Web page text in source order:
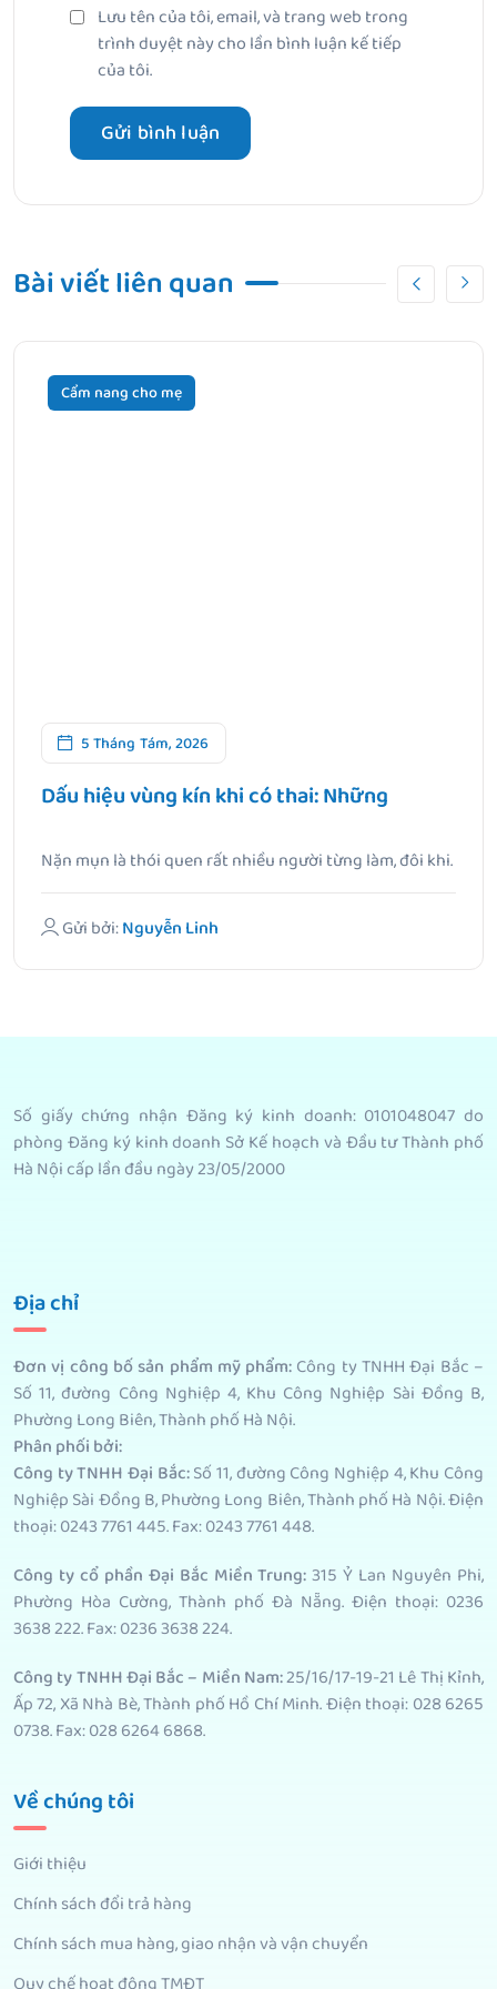
Lưu tên của tôi, email, và trang web trong
trình duyệt này cho lần bình luận kế tiếp
của tôi.
Bài viết liên quan
Cẩm nang cho mẹ
5 Tháng Tám, 2026
Dấu hiệu vùng kín khi có thai: Những
Nặn mụn là thói quen rất nhiều người từng làm, đôi khi.
Gửi bởi:Nguyễn Linh
Số giấy chứng nhận Đăng ký kinh doanh: 0101048047 do
phòng Đăng ký kinh doanh Sở Kế hoạch và Đầu tư Thành phố
Hà Nội cấp lần đầu ngày 23/05/2000
Địa chỉ
Đơn vị công bố sản phẩm mỹ phẩm: Công ty TNHH Đại Bắc –
Số 11, đường Công Nghiệp 4, Khu Công Nghiệp Sài Đồng B,
Phường Long Biên, Thành phố Hà Nội.
Phân phối bởi:
Công ty TNHH Đại Bắc:Số 11, đường Công Nghiệp 4, Khu Công
Nghiệp Sài Đồng B, Phường Long Biên, Thành phố Hà Nội. Điện
thoại: 0243 7761 445. Fax: 0243 7761 448.
Công ty cổ phần Đại Bắc Miền Trung: 315 Ỷ Lan Nguyên Phi,
Phường Hòa Cường, Thành phố Đà Nẵng. Điện thoại: 0236
3638 222. Fax: 0236 3638 224.
Công ty TNHH Đại Bắc – Miền Nam:25/16/17-19-21 Lê Thị Kỉnh,
Ấp 72, Xã Nhà Bè, Thành phố Hồ Chí Minh. Điện thoại: 028 6265
0738. Fax: 028 6264 6868.
Về chúng tôi
Giới thiệu
Chính sách đổi trả hàng
Chính sách mua hàng, giao nhận và vận chuyển